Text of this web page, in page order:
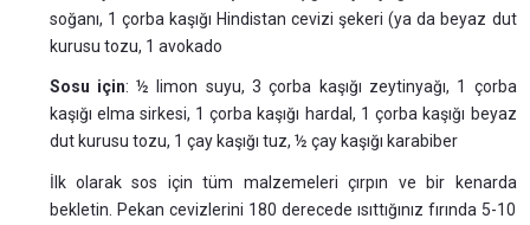
soğanı, 1 çorba kaşığı Hindistan cevizi şekeri (ya da beyaz dut
kurusu tozu, 1 avokado
Sosu için: ½ limon suyu, 3 çorba kaşığı zeytinyağı, 1 çorba
kaşığı elma sirkesi, 1 çorba kaşığı hardal, 1 çorba kaşığı beyaz
dut kurusu tozu, 1 çay kaşığı tuz, ½ çay kaşığı karabiber
İlk olarak sos için tüm malzemeleri çırpın ve bir kenarda
bekletin. Pekan cevizlerini 180 derecede ısıttığınız fırında 5-10